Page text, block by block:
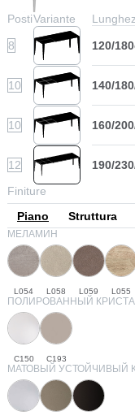
PostiVariante
8 120/
10 140/
10 160/
12 190/
Finiture
Piano
Struttura
МЕЛАМИН
L054 L058 L059 L055
ПОЛИРОВАННЫЙ
C150 C193
МАТОВЫЙ УСТОЙЧИВЫЙ